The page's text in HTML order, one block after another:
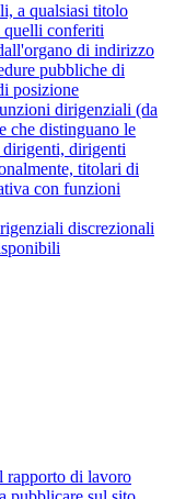
a qualsiasi titolo
conferiti
di indirizzo
pubbliche di
posizione
dirigenziali (da
che distinguano le
dirigenti, dirigenti
titolari di
con funzioni
discrezionali
rapporto di lavoro